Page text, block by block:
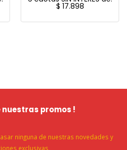
$ 17.898
nuestras promos !
ninguna de nuestras novedades y
exclusivas